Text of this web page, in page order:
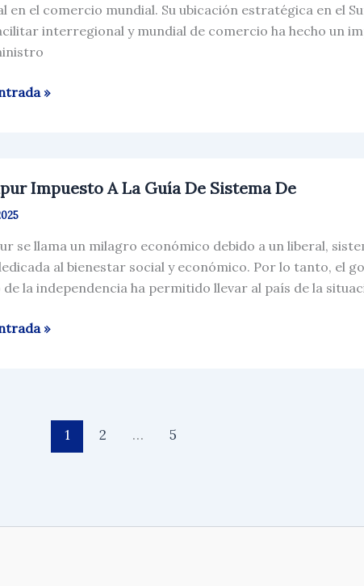
en el comercio mundial. Su ubicación estratégica en el
interregional y mundial de comercio ha hecho un
»
Impuesto A La Guía De Sistema De
se llama un milagro económico debido a un liberal,
al bienestar social y económico. Por lo tanto, el
de la independencia ha permitido llevar al país de la
»
1 2 … 5